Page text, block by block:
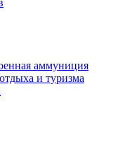
аммуниция
и туризма